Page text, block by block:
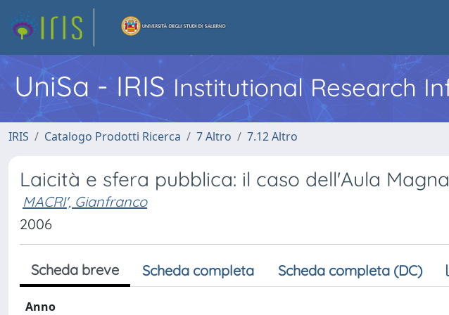
UniSa - IRIS Institutional Research
IRIS Catalogo Prodotti Ricerca 7 Altro 7.12 Altro
Laicità e sfera pubblica: il caso dell'Aula
MACRI', Gianfranco
2006
Scheda breve Scheda completa Scheda completa (DC)
Anno